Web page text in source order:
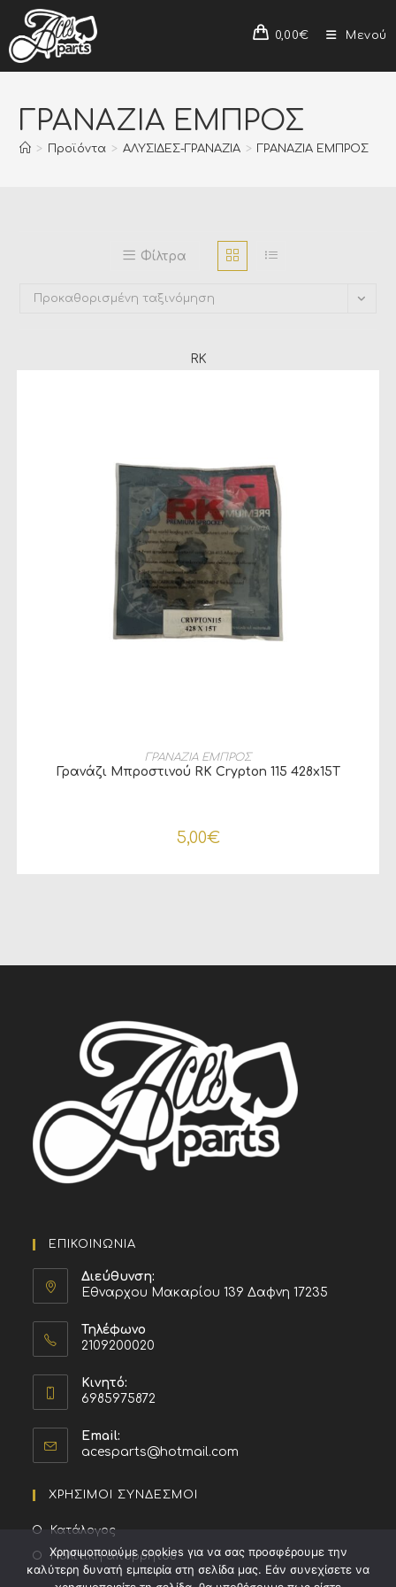
0,00€ Μενού
ΓΡΑΝΑΖΙΑ ΕΜΠΡΟΣ
> Προϊόντα > ΑΛΥΣΙΔΕΣ-ΓΡΑΝΑΖΙΑ > ΓΡΑΝΑΖΙΑ ΕΜΠΡΟΣ
Φίλτρα
Προκαθορισμένη ταξινόμηση
RK
ΠΡΟΣΘΉΚΗ ΣΤΟ ΚΑΛΆΘΙ
ΓΡΑΝΑΖΙΑ ΕΜΠΡΟΣ
Γρανάζι Μπροστινού RK Crypton 115 428x15T
5,00€
ΕΠΙΚΟΙΝΩΝΙΑ
Διεύθυνση:
Εθναρχου Μακαρίου 139 Δαφνη 17235
Τηλέφωνο
2109200020
Κινητό:
6985975872
Email:
acesparts@hotmail.com
ΧΡΗΣΙΜΟΙ ΣΥΝΔΕΣΜΟΙ
Κατάλογος
Πολιτική απορρήτου
Χρησιμοποιούμε cookies για να σας προσφέρουμε την
καλύτερη δυνατή εμπειρία στη σελίδα μας. Εάν συνεχίσετε να